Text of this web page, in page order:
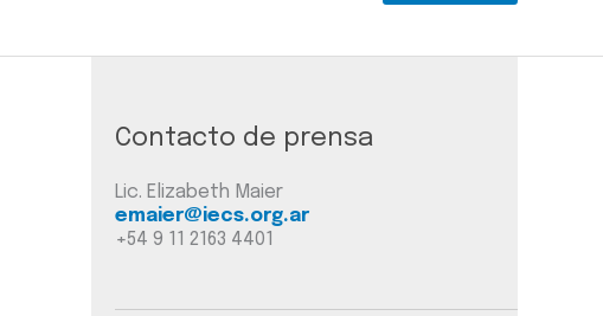
Contacto de prensa
Lic. Elizabeth Maier
emaier@iecs.org.ar
+54 9 11 2163 4401